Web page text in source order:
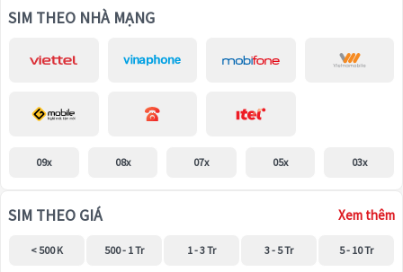
SIM THEO NHÀ MẠNG
09x 08x 07x 05x 03x
SIM THEO GIÁ Xem thêm
< 500 K 500 - 1 Tr 1 - 3 Tr 3 - 5 Tr 5 - 10 Tr